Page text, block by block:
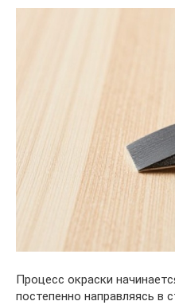
Процесс окраски
постепенно направляясь в